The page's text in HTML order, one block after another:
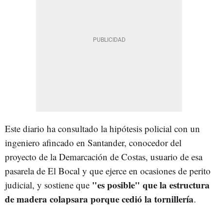
Este diario ha consultado la hipótesis policial con un
ingeniero afincado en Santander, conocedor del
proyecto de la Demarcación de Costas, usuario de esa
pasarela de El Bocal y que ejerce en ocasiones de perito
judicial, y sostiene que "es posible" que la estructura
de madera colapsara porque cedió la tornillería.